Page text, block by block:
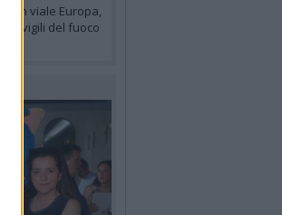
in viale Europa,
di vigili del fuoco